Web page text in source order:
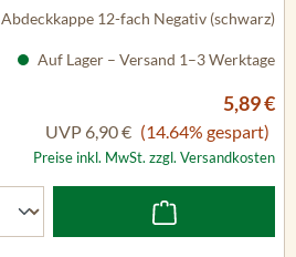
Abdeckkappe 12-fach Negativ (schwarz)
Auf Lager – Versand 1–3 Werktage
5,89 €
UVP 6,90 € (14.64% gespart)
Preise inkl. MwSt. zzgl. Versandkosten